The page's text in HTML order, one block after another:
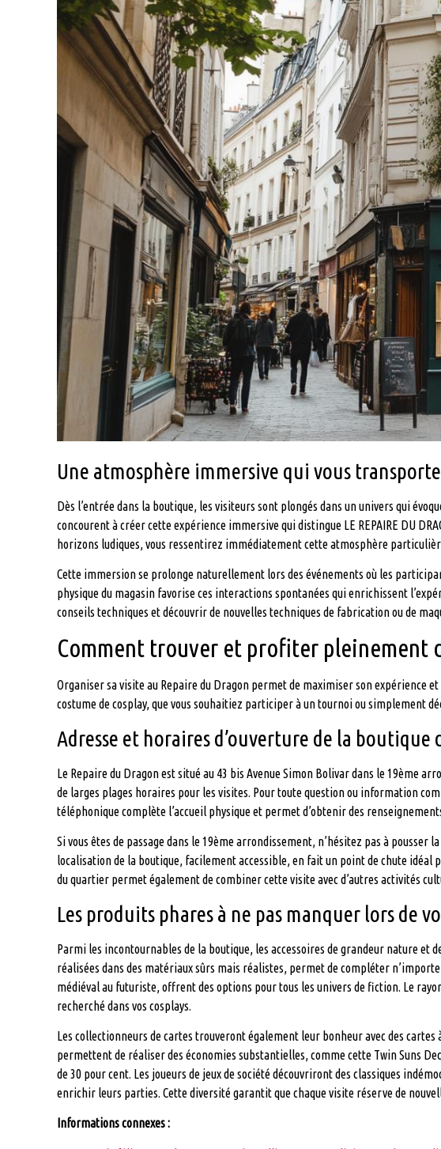
Une atmosphère immersive qui vous
Dès l’entrée dans la boutique, les visiteurs sont plongés dans un univers qui
concourent à créer cette expérience immersive qui distingue LE REPAIRE DU
horizons ludiques, vous ressentirez immédiatement cette atmosphère
Cette immersion se prolonge naturellement lors des événements où les
physique du magasin favorise ces interactions spontanées qui enrichissent
conseils techniques et découvrir de nouvelles techniques de fabrication ou de
Comment trouver et profiter pleinement
Organiser sa visite au Repaire du Dragon permet de maximiser son expérience
costume de cosplay, que vous souhaitiez participer à un tournoi ou simplement
Adresse et horaires d’ouverture de la boutique
Le Repaire du Dragon est situé au 43 bis Avenue Simon Bolivar dans le 19ème
de larges plages horaires pour les visites. Pour toute question ou information
téléphonique complète l’accueil physique et permet d’obtenir des
Si vous êtes de passage dans le 19ème arrondissement, n’hésitez pas à pousser
localisation de la boutique, facilement accessible, en fait un point de chute idéal
du quartier permet également de combiner cette visite avec d’autres activités
Les produits phares à ne pas manquer lors de
Parmi les incontournables de la boutique, les accessoires de grandeur nature et
réalisées dans des matériaux sûrs mais réalistes, permet de compléter
médiéval au futuriste, offrent des options pour tous les univers de fiction. Le
recherché dans vos cosplays.
Les collectionneurs de cartes trouveront également leur bonheur avec des
permettent de réaliser des économies substantielles, comme cette Twin Suns
de 30 pour cent. Les joueurs de jeux de société découvriront des classiques
enrichir leurs parties. Cette diversité garantit que chaque visite réserve de
Informations connexes :